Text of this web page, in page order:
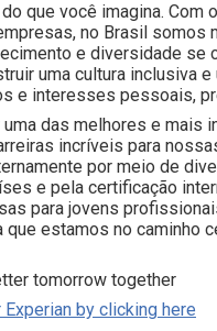
que você imagina.
no Brasil
e diversidade se
uma cultura inclusiva
e interesses pessoais,
das melhores e mais
incríveis para
por meio de
e pela certificação
para jovens
estamos no caminho
tomorrow together
by clicking here